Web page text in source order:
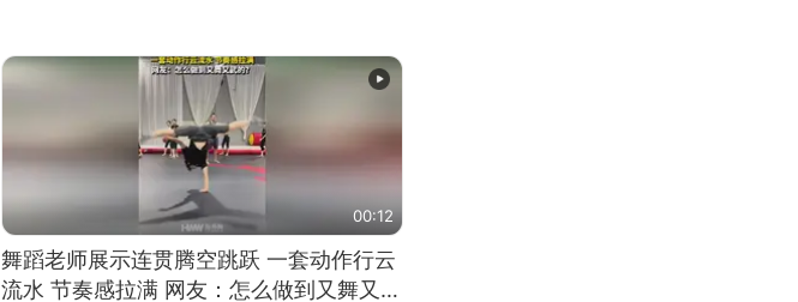
00:12
舞蹈老师展示连贯腾空跳跃 一套动作行云
流水 节奏感拉满 网友：怎么做到又舞又武